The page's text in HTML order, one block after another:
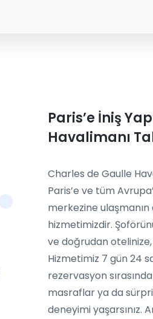
Paris’e İniş
Havalimanı
Charles de Gaulle
Paris’e ve tüm
merkezine
hizmetimizdir.
ve doğrudan otelinize,
Hizmetimiz 7 gün 24
rezervasyon
masraflar ya da
deneyimi yaşarsınız.